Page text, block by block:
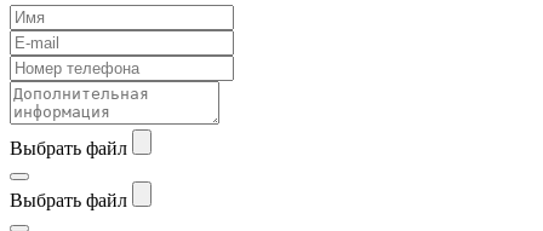
Выбрать файл
Выбрать файл